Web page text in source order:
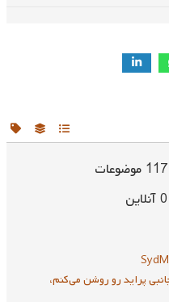
117 موضوعات
0 آنلاین
پراید رو روشن می‌کنم،